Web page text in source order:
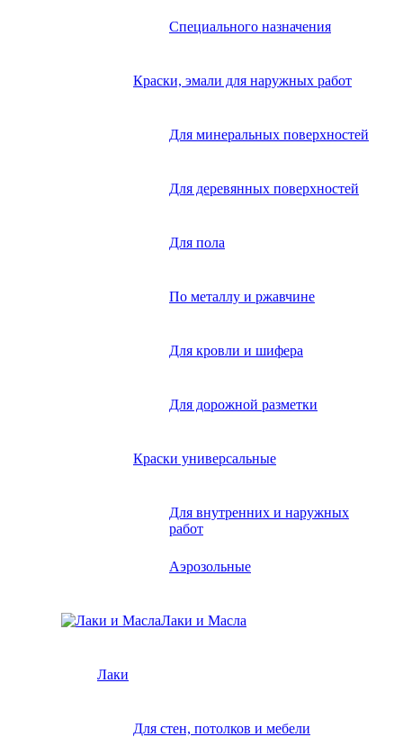
Специального назначения
Краски, эмали для наружных работ
Для минеральных поверхностей
Для деревянных поверхностей
Для пола
По металлу и ржавчине
Для кровли и шифера
Для дорожной разметки
Краски универсальные
Для внутренних и наружных
работ
Аэрозольные
Лаки и Масла
Лаки
Для стен, потолков и мебели